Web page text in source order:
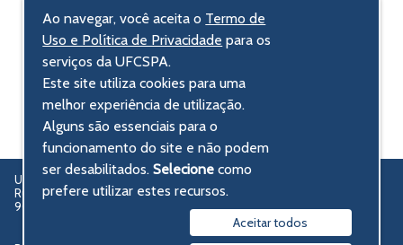
UFCSPA – Universidade Federal de Ciências da Saúde de Porto Alegre
Rua Sarmento Leite, 245 - Centro Histórico
90050-170 Porto Alegre, RS, Brasil
Ao navegar, você aceita o Termo de
Uso e Política de Privacidade para os
serviços da UFCSPA.
Este site utiliza cookies para uma
melhor experiência de utilização.
Alguns são essenciais para o
funcionamento do site e não podem
ser desabilitados.Selecionecomo
prefere utilizar estes recursos.
Aceitar todos